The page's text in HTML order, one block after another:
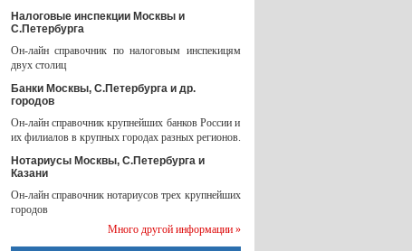
Налоговые инспекции Москвы и
С.Петербурга
Он-лайн справочник по налоговым инспекицям
двух столиц
Банки Москвы, С.Петербурга и др.
городов
Он-лайн справочник крупнейших банков России и
их филиалов в крупных городах разных регионов.
Нотариусы Москвы, С.Петербурга и
Казани
Он-лайн справочник нотариусов трех крупнейших
городов
Много другой информации »